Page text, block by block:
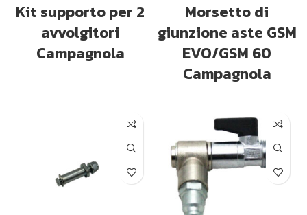
Kit supporto per 2
avvolgitori
Campagnola
Morsetto di
giunzione aste GSM
EVO/GSM 60
Campagnola